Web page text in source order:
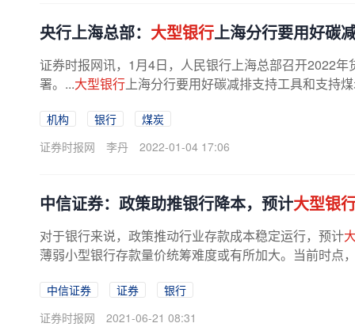
央行上海总部： 大型银行上海分行要用好碳
证券时报网讯，1月4日，人民银行上海总部召开2022
署。...大型银行上海分行要用好碳减排支持工具和支持
机构 银行
煤炭
证券时报网
李丹 2022-01-04 17:06
中信证券：政策助推银行降本，预计大型银
对于银行来说，政策推动行业存款成本稳定运行，预计
薄弱小型银行存款量价统筹难度或有所加大。当前时点
中信证券 证券
银行
证券时报网
2021-06-21 08:31